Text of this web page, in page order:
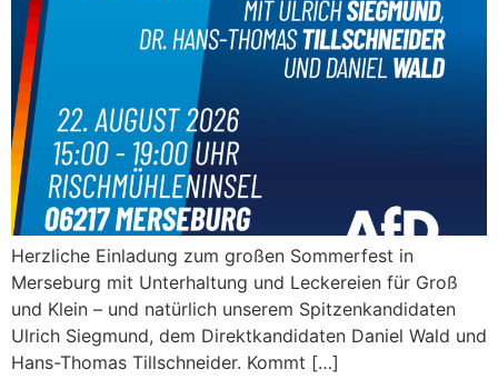
Herzliche Einladung zum großen Sommerfest in
Merseburg mit Unterhaltung und Leckereien für Groß
und Klein – und natürlich unserem Spitzenkandidaten
Ulrich Siegmund, dem Direktkandidaten Daniel Wald und
Hans-Thomas Tillschneider. Kommt […]